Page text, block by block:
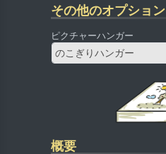
その他のオプション
ピクチャーハンガー
のこぎりハンガー
概要